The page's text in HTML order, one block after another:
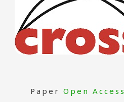
Paper Open Access